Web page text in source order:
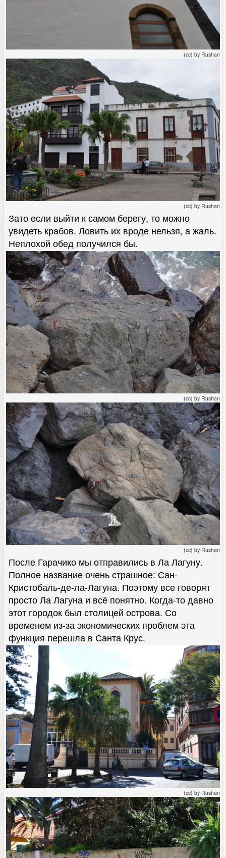
(cc) by Rushan
(cc) by Rushan
Зато если выйти к самом берегу, то можно
увидеть крабов. Ловить их вроде нельзя, а жаль.
Неплохой обед получился бы.
(cc) by Rushan
(cc) by Rushan
После Гарачико мы отправились в Ла Лагуну.
Полное название очень страшное: Сан-
Кристобаль-де-ла-Лагуна. Поэтому все говорят
просто Ла Лагуна и всё понятно. Когда-то давно
этот городок был столицей острова. Со
временем из-за экономических проблем эта
функция перешла в Санта Крус.
(cc) by Rushan